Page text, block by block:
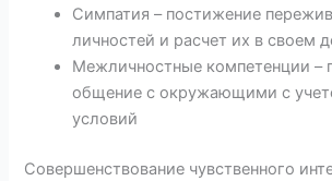
Симпатия – постижение
личностей и расчет их в своем
Межличностные компетенции –
общение с окружающими с
условий
Совершенствование чувственного